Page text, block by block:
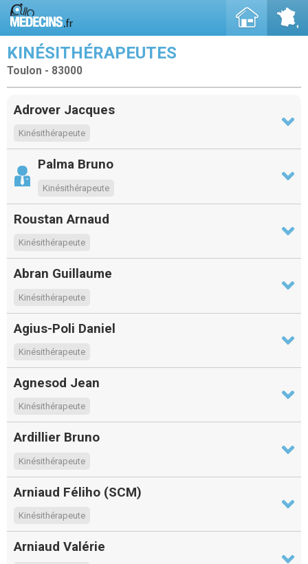
KINÉSITHÉRAPEUTES
Toulon - 83000
Adrover Jacques
Kinésithérapeute
Palma Bruno
Kinésithérapeute
Roustan Arnaud
Kinésithérapeute
Abran Guillaume
Kinésithérapeute
Agius-Poli Daniel
Kinésithérapeute
Agnesod Jean
Kinésithérapeute
Ardillier Bruno
Kinésithérapeute
Arniaud Féliho (SCM)
Kinésithérapeute
Arniaud Valérie